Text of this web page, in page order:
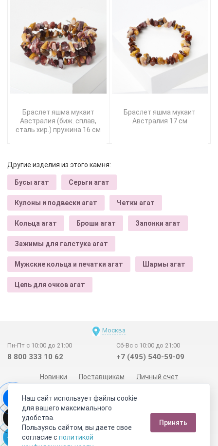
Браслет яшма мукаит
Австралия (биж. сплав,
сталь хир.) пружина 16 см
Браслет яшма мукаит
Австралия 17 см
Другие изделия из этого камня:
Бусы агат Серьги агат
Кулоны и подвески агат Четки агат
Кольца агат Броши агат Запонки агат
Зажимы для галстука агат
Мужские кольца и печатки агат Шармы агат
Цепь для очков агат
Москва
Пн-Пт с 10:00 до 21:00
8 800 333 10 62
Сб-Вс с 10:00 до 21:00
+7 (495) 540-59-09
Новинки Поставщикам
Личный счет
Отзывы покупателей
Сертификаты
Обратная связь
СОУТ
Телеграм
Max
Наш сайт использует файлы cookie
для вашего максимального
удобства.
Пользуясь сайтом, вы даете свое
согласие с политикой
Принять